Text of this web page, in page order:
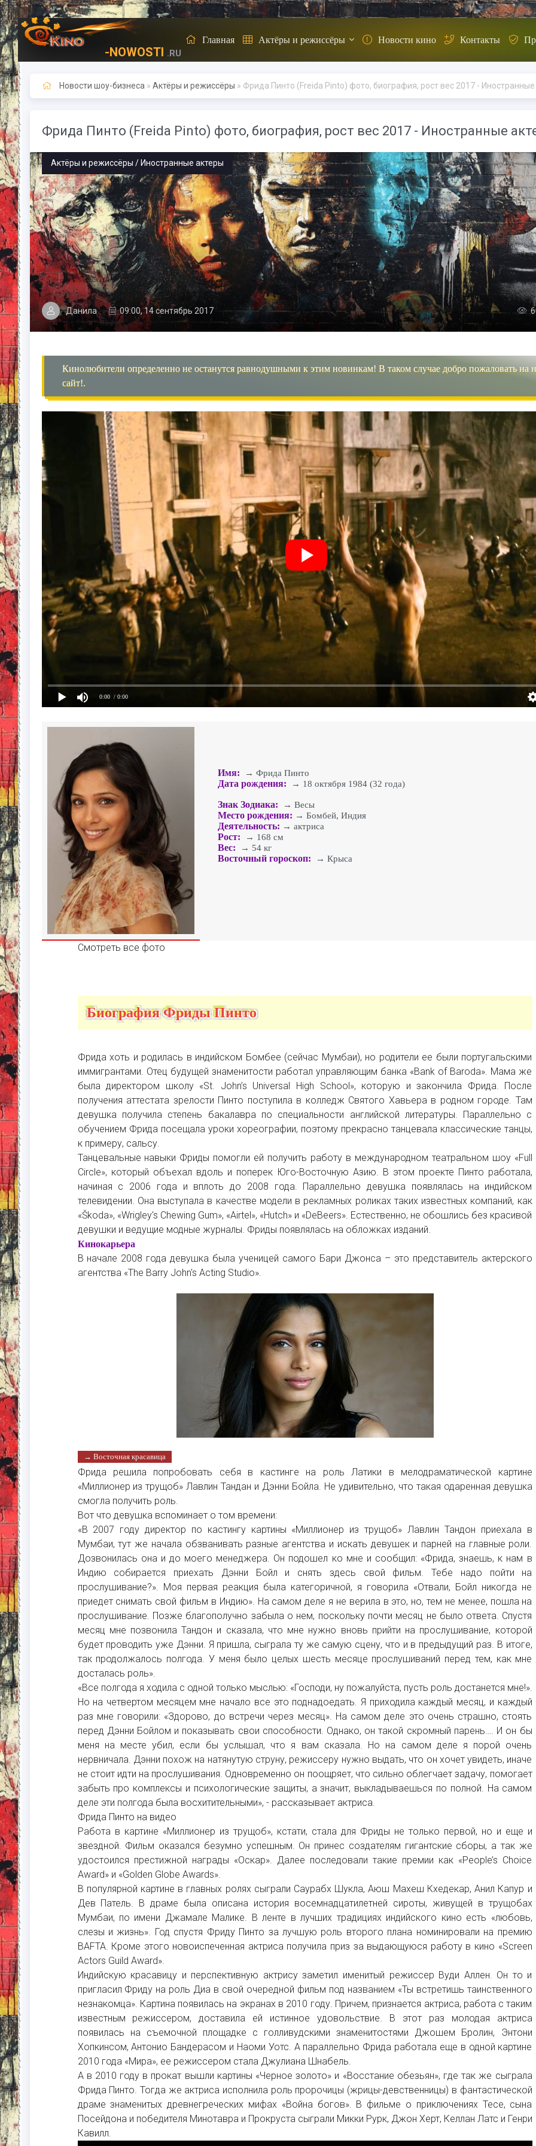
-NOWOSTI .RU
Главная Актёры и режиссёры Новости кино Контакты
Новости шоу-бизнеса » Актёры и режиссёры » Фрида Пинто (Freida Pinto) фото, биография, рост вес 2017 - Иностранные
Фрида Пинто (Freida Pinto) фото, биография, рост вес 2017 - Иностранные
Актёры и режиссёры / Иностранные актеры
Данила 09:00, 14 сентябрь 2017
Кинолюбители определенно не останутся равнодушными к этим новинкам! В таком случае добро пожаловать на
сайт!.
0:00 / 0:00
Имя: → Фрида Пинто
Дата рождения: → 18 октября 1984 (32 года)
Знак Зодиака: → Весы
Место рождения: → Бомбей, Индия
Деятельность: → актриса
Рост: → 168 см
Вес: → 54 кг
Восточный гороскоп: → Крыса
Смотреть все фото
Биография Фриды Пинто
Фрида хоть и родилась в индийском Бомбее (сейчас Мумбаи), но родители ее были португальскими
иммигрантами. Отец будущей знаменитости работал управляющим банка «Bank of Baroda». Мама же
была директором школу «St. John’s Universal High School», которую и закончила Фрида. После
получения аттестата зрелости Пинто поступила в колледж Святого Хавьера в родном городе. Там
девушка получила степень бакалавра по специальности английской литературы. Параллельно с
обучением Фрида посещала уроки хореографии, поэтому прекрасно танцевала классические танцы,
к примеру, сальсу.
Танцевальные навыки Фриды помогли ей получить работу в международном театральном шоу «Full
Circle», который объехал вдоль и поперек Юго-Восточную Азию. В этом проекте Пинто работала,
начиная с 2006 года и вплоть до 2008 года. Параллельно девушка появлялась на индийском
телевидении. Она выступала в качестве модели в рекламных роликах таких известных компаний, как
«Škoda», «Wrigley's Chewing Gum», «Airtel», «Hutch» и «DeBeers». Естественно, не обошлись без красивой
девушки и ведущие модные журналы. Фриды появлялась на обложках изданий.
Кинокарьера
В начале 2008 года девушка была ученицей самого Бари Джонса – это представитель актерского
агентства «The Barry John's Acting Studio».
→ Восточная красавица
Фрида решила попробовать себя в кастинге на роль Латики в мелодраматической картине
«Миллионер из трущоб» Лавлин Тандан и Дэнни Бойла. Не удивительно, что такая одаренная девушка
смогла получить роль.
Вот что девушка вспоминает о том времени:
«В 2007 году директор по кастингу картины «Миллионер из трущоб» Лавлин Тандон приехала в
Мумбаи, тут же начала обзванивать разные агентства и искать девушек и парней на главные роли.
Дозвонилась она и до моего менеджера. Он подошел ко мне и сообщил: «Фрида, знаешь, к нам в
Индию собирается приехать Дэнни Бойл и снять здесь свой фильм. Тебе надо пойти на
прослушивание?». Моя первая реакция была категоричной, я говорила «Отвали, Бойл никогда не
приедет снимать свой фильм в Индию». На самом деле я не верила в это, но, тем не менее, пошла на
прослушивание. Позже благополучно забыла о нем, поскольку почти месяц не было ответа. Спустя
месяц мне позвонила Тандон и сказала, что мне нужно вновь прийти на прослушивание, которой
будет проводить уже Дэнни. Я пришла, сыграла ту же самую сцену, что и в предыдущий раз. В итоге,
так продолжалось полгода. У меня было целых шесть месяце прослушиваний перед тем, как мне
досталась роль».
«Все полгода я ходила с одной только мыслью: «Господи, ну пожалуйста, пусть роль достанется мне!».
Но на четвертом месяцем мне начало все это поднадоедать. Я приходила каждый месяц, и каждый
раз мне говорили: «Здорово, до встречи через месяц». На самом деле это очень страшно, стоять
перед Дэнни Бойлом и показывать свои способности. Однако, он такой скромный парень…. И он бы
меня на месте убил, если бы услышал, что я вам сказала. Но на самом деле я порой очень
нервничала. Дэнни похож на натянутую струну, режиссеру нужно выдать, что он хочет увидеть, иначе
не стоит идти на прослушивания. Одновременно он поощряет, что сильно облегчает задачу, помогает
забыть про комплексы и психологические защиты, а значит, выкладываешься по полной. На самом
деле эти полгода была восхитительными», - рассказывает актриса.
Фрида Пинто на видео
Работа в картине «Миллионер из трущоб», кстати, стала для Фриды не только первой, но и еще и
звездной. Фильм оказался безумно успешным. Он принес создателям гигантские сборы, а так же
удостоился престижной награды «Оскар». Далее последовали такие премии как «People’s Choice
Award» и «Golden Globe Awards».
В популярной картине в главных ролях сыграли Саурабх Шукла, Аюш Махеш Кхедекар, Анил Капур и
Дев Патель. В драме была описана история восемнадцатилетней сироты, живущей в трущобах
Мумбаи, по имени Джамале Малике. В ленте в лучших традициях индийского кино есть «любовь,
слезы и жизнь». Год спустя Фриду Пинто за лучшую роль второго плана номинировали на премию
BAFTA. Кроме этого новоиспеченная актриса получила приз за выдающуюся работу в кино «Screen
Actors Guild Award».
Индийскую красавицу и перспективную актрису заметил именитый режиссер Вуди Аллен. Он то и
пригласил Фриду на роль Диа в свой очередной фильм под названием «Ты встретишь таинственного
незнакомца». Картина появилась на экранах в 2010 году. Причем, признается актриса, работа с таким
известным режиссером, доставила ей истинное удовольствие. В этот раз молодая актриса
появилась на съемочной площадке с голливудскими знаменитостями Джошем Бролин, Энтони
Хопкинсом, Антонио Бандерасом и Наоми Уотс. А параллельно Фрида работала еще в одной картине
2010 года «Мира», ее режиссером стала Джулиана Шнабель.
А в 2010 году в прокат вышли картины «Черное золото» и «Восстание обезьян», где так же сыграла
Фрида Пинто. Тогда же актриса исполнила роль пророчицы (жрицы-девственницы) в фантастической
драме знаменитых древнегреческих мифах «Война богов». В фильме о приключениях Тесе, сына
Посейдона и победителя Минотавра и Прокруста сыграли Микки Рурк, Джон Херт, Келлан Латс и Генри
Кавилл.